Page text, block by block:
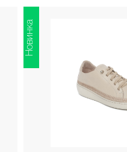
Новинка